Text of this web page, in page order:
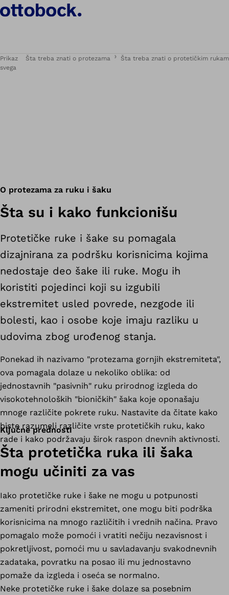
Prikaz
svega
Šta treba znati o protezama Šta treba znati o protetičkim
O protezama za ruku i šaku
Šta su i kako funkcionišu
Protetičke ruke i šake su pomagala
dizajnirana za podršku korisnicima kojima
nedostaje deo šake ili ruke. Mogu ih
koristiti pojedinci koji su izgubili
ekstremitet usled povrede, nezgode ili
bolesti, kao i osobe koje imaju razliku u
udovima zbog urođenog stanja.
Ponekad ih nazivamo "protezama gornjih ekstremiteta",
ova pomagala dolaze u nekoliko oblika: od
jednostavnih "pasivnih" ruku prirodnog izgleda do
visokotehnoloških "bioničkih" šaka koje oponašaju
mnoge različite pokrete ruku. Nastavite da čitate kako
biste razumeli različite vrste protetičkih ruku, kako
rade i kako podržavaju širok raspon dnevnih aktivnosti.
Ključne prednosti
Šta protetička ruka ili šaka
mogu učiniti za vas
Iako protetičke ruke i šake ne mogu u potpunosti
zameniti prirodni ekstremitet, one mogu biti podrška
korisnicima na mnogo različitih i vrednih načina. Pravo
pomagalo može pomoći i vratiti nečiju nezavisnost i
pokretljivost, pomoći mu u savladavanju svakodnevnih
zadataka, povratku na posao ili mu jednostavno
pomaže da izgleda i oseća se normalno.
Neke protetičke ruke i šake dolaze sa posebnim